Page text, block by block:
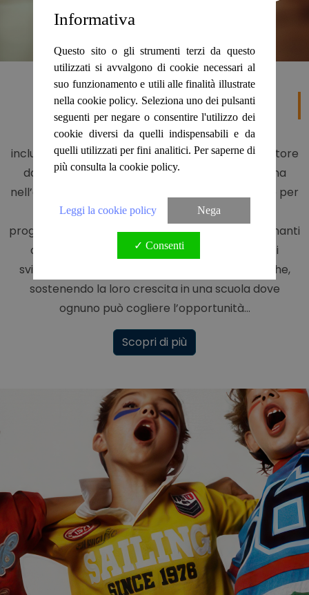
Corsi
Danza e ballo
Movimento, espressione, creatività, crescita,
inclusione, passione sono le parole chiave del settore
danza e ballo della nostra scuola che si impegna
nell’offrire un ambiente accogliente e stimolante per
studenti di tutte le età e livelli di esperienza. I
programmi sono vasti e molto articolati, gli insegnanti
altamente qualificati lavorano con gli studenti
sviluppando le loro capacità tecniche e artistiche,
sostenendo la loro crescita in una scuola dove
ognuno può cogliere l’opportunità...
Scopri di più
Informativa
Questo sito o gli strumenti terzi da questo
utilizzati si avvalgono di cookie necessari al
suo funzionamento e utili alle finalità illustrate
nella cookie policy. Seleziona uno dei pulsanti
seguenti per negare o consentire l'utilizzo dei
cookie diversi da quelli indispensabili e da
quelli utilizzati per fini analitici. Per saperne di
più consulta la cookie policy.
Leggi la cookie policy Nega
✓ Consenti